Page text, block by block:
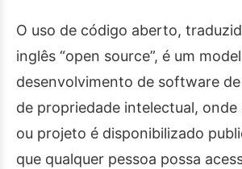
O uso de código aberto,
inglês “open source”, é um
desenvolvimento de software
de propriedade intelectual,
ou projeto é disponibilizado
que qualquer pessoa possa